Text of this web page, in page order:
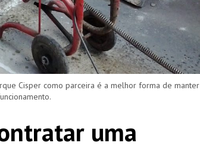
Cisper como parceira é a melhor forma de manter
uma